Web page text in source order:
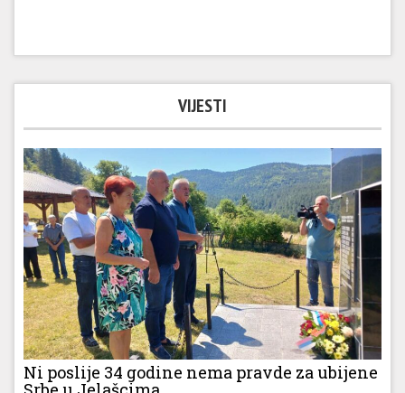
VIJESTI
Ni poslije 34 godine nema pravde za ubijene